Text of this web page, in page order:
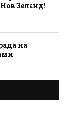
Нов Зеланд!
на